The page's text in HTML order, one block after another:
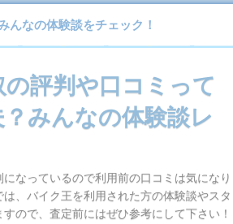
んなの体験談をチェック！
評判や口コミって
みんなの体験談レ
なっているので利用前の口コミは気になり
、バイク王を利用された方の体験談やスタ
ので、査定前にはぜひ参考にして下さい！